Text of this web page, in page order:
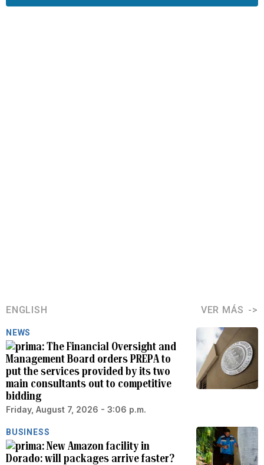
ENGLISH VER MÁS
NEWS
The Financial Oversight and
Management Board orders PREPA to
put the services provided by its two
main consultants out to competitive
bidding
Friday, August 7, 2026 - 3:06 p.m.
BUSINESS
New Amazon facility in
Dorado: will packages arrive faster?